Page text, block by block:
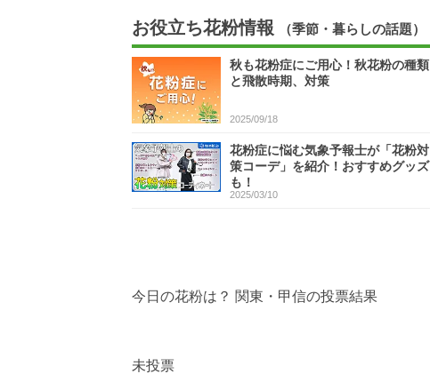
お役立ち花粉情報 （季節・暮らしの話題）
秋も花粉症にご用心！秋花粉の種類
と飛散時期、対策
2025/09/18
花粉症に悩む気象予報士が「花粉対
策コーデ」を紹介！おすすめグッズ
も！
2025/03/10
今日の花粉は？ 関東・甲信の投票結果
未投票